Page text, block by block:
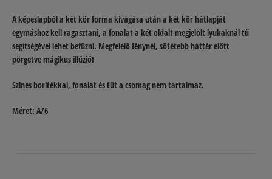
A képeslapból a két kör forma kivágása után a két kör hátlapját
egymáshoz kell ragasztani, a fonalat a két oldalt megjelölt lyukaknál tű
segítségével lehet befűzni. Megfelelő fénynél, sötétebb háttér előtt
pörgetve mágikus illúzió!
Színes borítékkal, fonalat és tűt a csomag nem tartalmaz.
Méret: A/6